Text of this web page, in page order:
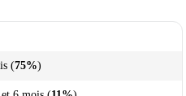
(75%)